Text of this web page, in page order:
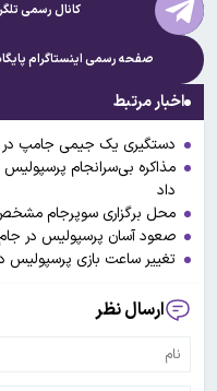
کانال رسمی
صفحه رسمی اینستاگرام
اخبار مرتبط
دستگیری یک جیمی جامپ در
مذاکره بی‌سرانجام پرسپولیس
داد
محل برگزاری سوپرجام
صعود آسان پرسپولیس در
تغییر ساعت بازی
ارسال نظر